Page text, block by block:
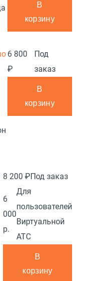
В
корзину
6 800
₽
Под
заказ
В
корзину
8 200 ₽Под заказ
6
000
р.
Для
пользователей
Виртуальной
АТС
В
корзину